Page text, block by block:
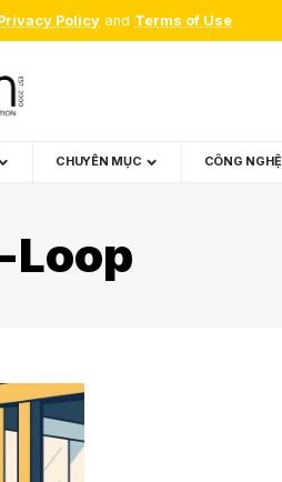
Policy and Terms of Use.
CHUYÊN MỤC CÔNG NGHỆ
Loop